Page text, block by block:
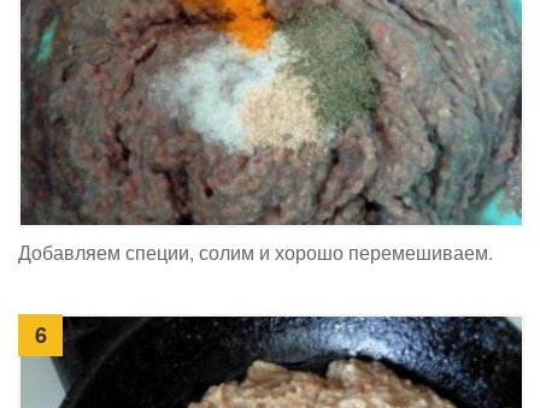
Добавляем специи, солим и хорошо перемешиваем.
6